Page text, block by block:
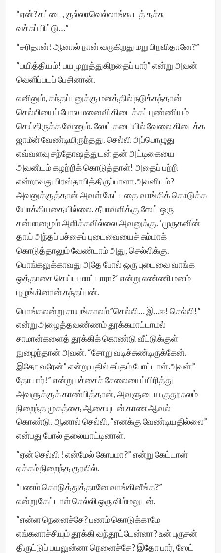
“ஏன்? சட்டை, குல்லாவெல்லாங்கூடத் தச்சு
வச்சுப் பிட்டு…”
“சரிதான்! ஆனால் நான் வருகிறது மறு பிறவிதானே?”
“பயித்தியம்! பயமுறுத்துகிறதைப் பார்” என்று அவன்
வெளிப்படப் பேசினான்.
எனினும், கந்தப்பனுக்கு மனத்தில் நடுக்கந்தான்
செல்லியைப் போல மனைவி கிடைக்கப் புண்ணியம்
செய்திருக்க வேணும். ஸேட் கடையில் வேலை கிடைக்க
ஜாமீன் வேண்டியிருந்தது. செல்லி அப்பொழுது
எவ்வளவு சந்தோஷத்துடன் தன் அட்டிகையை
அவனிடம் கழற்றிக் கொடுத்தாள்! அதைப் பற்றி
என்றாவது பிரஸ்தாபித்திருப்பாளா அவனிடம்?
அவனுக்குத்தான் அவள் கேட்டதை வாங்கிக் கொடுக்க
யோக்கியதையில்லை. தீபாவளிக்கு ஸேட் ஒரு
சன்மானமும் அளிக்கவில்லை அவனுக்கு. ‘முருகனின்
தாய் அந்தப் பச்சைப் புடைவையைச் சும்மாக்
கொடுத்தாலும் வேண்டாம் அது, செல்லிக்கு.
பொங்கலுக்காவது அதே போல் ஒரு புடைவை வாங்க
ஒத்தாசை செய்ய மாட்டாரா?’ என்று எண்ணி மனம்
புழுங்கினான் கந்தப்பன்.
பொங்கலன்று சாயங்காலம்,”செல்லி… இ…ஈ! செல்லி!”
என்று அழைத்தவண்ணம் தூக்கமாட்டாமல்
சாமான்களைத் தூக்கிக் கொண்டு வீட்டுக்குள்
நுழைந்தான் அவன். “சோறு வடிச்சுண்டிருக்கேன்.
இதோ வரேன்” என்று பதில் சப்தம் போட்டாள் அவள்.”
தோ பார்!” என்று பச்சைச் சேலையைப் பிரித்து
அவளுக்குக் காண்பித்தான், அவளுடைய குதூகலம்
நிறைந்த முகத்தை ஆசையுடன் காண ஆவல்
கொண்டு. ஆனால் செல்லி, “எனக்கு வேண்டியதில்லை”
என்பது போல் தலையாட்டினாள்.
“ஏன் செல்லி ! என்மேல் கோபமா?” என்று கேட்டான்
ஏக்கம் நிறைந்த குரலில்.
“பணம் கொடுத்துத்தானே வாங்கினீங்க?”
என்று கேட்டாள் செல்லி ஒரு விம்மலுடன்.
“என்ன நெனைச்சே? பணம் கொடுக்காமே
எங்கனாச்சியும் தூக்கி வந்தூட்டேன்னா? உன் புருசன்
திருட்டுப் பயலுன்னா நெனைச்சே? இதோ பார், ஸேட்